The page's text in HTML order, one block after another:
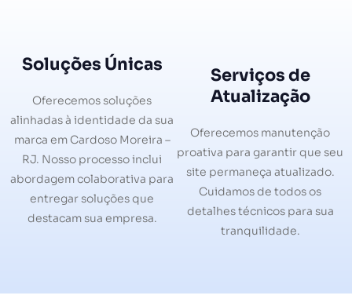
Soluções Únicas
Oferecemos soluções
alinhadas à identidade da sua
marca em Cardoso Moreira –
RJ. Nosso processo inclui
abordagem colaborativa para
entregar soluções que
destacam sua empresa.
Serviços de
Atualização
Oferecemos manutenção
proativa para garantir que seu
site permaneça atualizado.
Cuidamos de todos os
detalhes técnicos para sua
tranquilidade.